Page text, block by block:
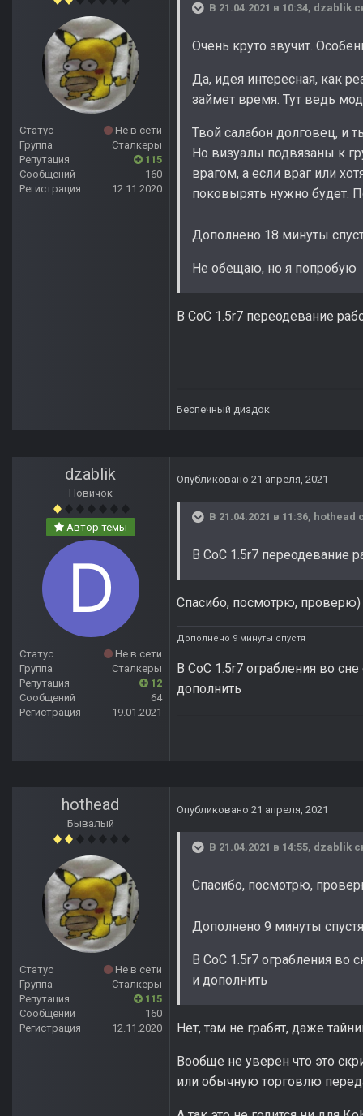
Статус
Не в сети
Группа
Сталкеры
Репутация
115
Сообщений
160
Регистрация
12.11.2020
В 21.04.2021 в 10:34, dzablik
Очень круто звучит.
Да, идея интересная, как
займет время. Тут ведь
Твой салабон долговец, и
Но визуалы подвязаны к
врагом, а если враг или
поковырять нужно будет.
Дополнено 18 минуты
Не обещаю, но я попробую
В CoC 1.5r7 переодевание
Беспечный диздок
dzablik
Новичок
Автор темы
Статус
Не в сети
Группа
Сталкеры
Репутация
12
Сообщений
64
Регистрация
19.01.2021
Опубликовано 21 апреля, 2021
В 21.04.2021 в 11:36, hothead
В CoC 1.5r7 переодевание
Спасибо, посмотрю, проверю)
Дополнено 9 минуты спустя
В СоС 1.5r7 ограбления во
дополнить
hothead
Бывалый
Статус
Не в сети
Группа
Сталкеры
Репутация
115
Сообщений
160
Регистрация
12.11.2020
Опубликовано 21 апреля, 2021
В 21.04.2021 в 14:55, dzablik
Спасибо, посмотрю,
Дополнено 9 минуты спустя
В СоС 1.5r7 ограбления во
и дополнить
Нет, там не грабят, даже
Вообще не уверен что это
или обычную торговлю